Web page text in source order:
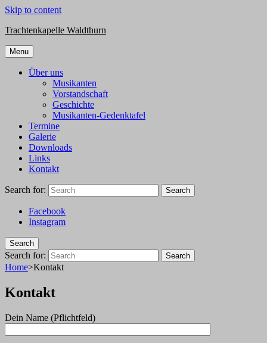
Skip to content
Trachtenkapelle Waldthurn
Menu
Über uns
Musikanten
Vorstandschaft
Geschichte
Musikanten-Gedenktafel
Termine
Galerie
Downloads
Links
Kontakt
Search for: Search
Facebook
Instagram
Search
Search for: Search
Home>Kontakt
Kontakt
Dein Name (Pflichtfeld)